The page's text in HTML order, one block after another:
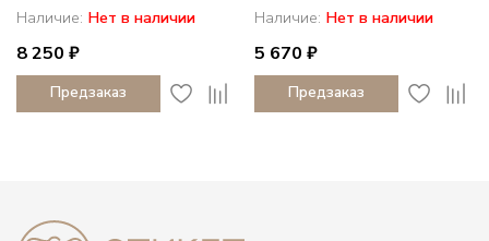
Наличие: Нет в наличии
8 250 ₽
Предзаказ
Наличие: Нет в наличии
5 670 ₽
Предзаказ